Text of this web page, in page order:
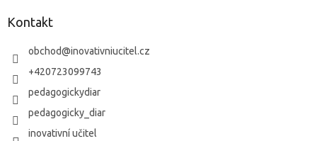
Kontakt
obchod@inovativniucitel.cz
+420723099743
pedagogickydiar
pedagogicky_diar
inovativní učitel